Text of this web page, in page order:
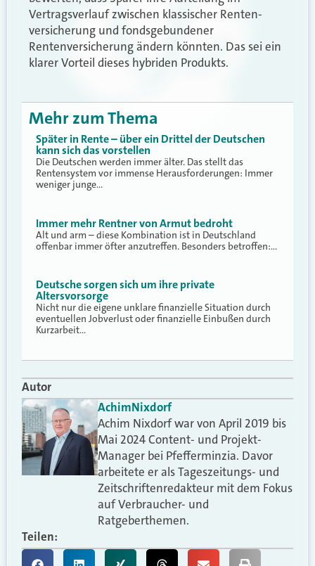
Vertrags­verlauf zwischen klassischer Renten­
versicherung und fonds­gebundener
Rentenversicherung ändern könnten. Das sei ein
klarer Vorteil dieses hybriden Produkts.
Mehr zum Thema
Später in Rente – über ein Drittel der Deutschen
kann sich das vorstellen
Die Deutschen werden immer älter. Das stellt das
Rentensystem vor immense Herausforderungen: Immer
weniger junge…
Immer mehr Rentner von Armut bedroht
Alt und arm – diese Kombination ist in Deutschland
offenbar immer öfter anzutreffen. Besonders betroffen:…
Deutsche sorgen sich um ihre private
Altersvorsorge
Nicht nur die eigene unklare finanzielle Situation durch
eventuellen Jobverlust oder finanzielle Einbußen durch
Kurzarbeit…
Autor
AchimNixdorf
Achim Nixdorf war von April 2019 bis
Mai 2024 Content- und Projekt-
Manager bei Pfefferminzia. Davor
arbeitete er als Tageszeitungs- und
Zeitschriftenredakteur mit dem Fokus
auf Verbraucher- und
Ratgeberthemen.
Teilen: